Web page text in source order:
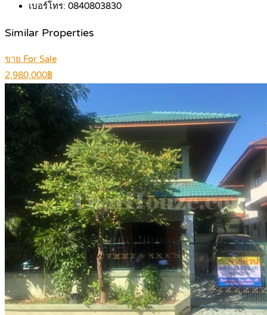
เบอร์โทร: 0840803830
Similar Properties
ขาย For Sale
2,980,000฿